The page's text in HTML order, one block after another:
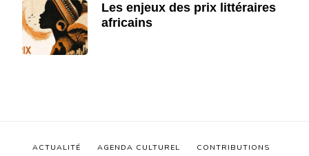
Les enjeux des prix littéraires
africains
ACTUALITÉ AGENDA CULTUREL CONTRIBUTIONS